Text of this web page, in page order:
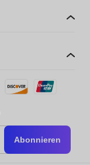
Abonnieren